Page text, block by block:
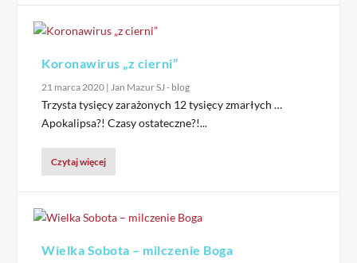
Koronawirus „z cierni”
21 marca 2020 |Jan Mazur SJ - blog
Trzysta tysięcy zarażonych 12 tysięcy zmarłych …
Apokalipsa?! Czasy ostateczne?!...
Czytaj więcej
Wielka Sobota – milczenie Boga